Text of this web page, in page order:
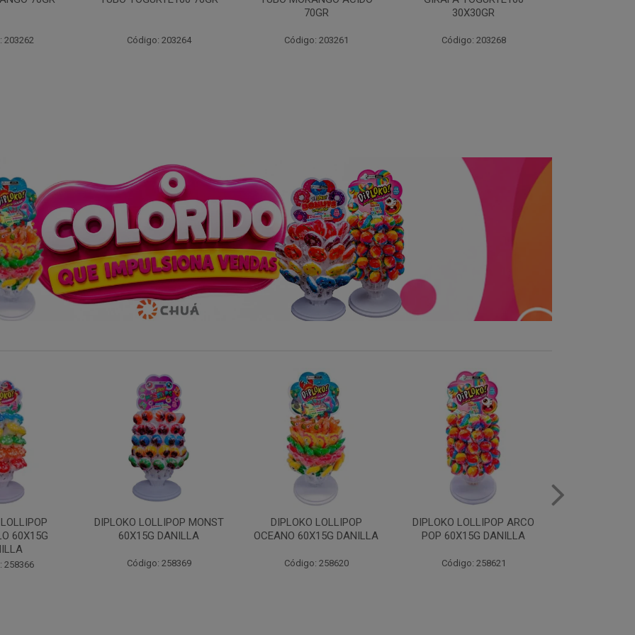
203264 Código: 203261
30X30GR
Código: 203268 Código: 203270
MONST
258369
DIPLOKO LOLLIPOP
OCEANO 60X15G DANILLA
Código: 258620
DIPLOKO LOLLIPOP ARCO
POP 60X15G DANILLA
Código: 258621
DIPLOKO LOLLIPOP ARCO
CUBO 60X15G DANILL
Código: 258622